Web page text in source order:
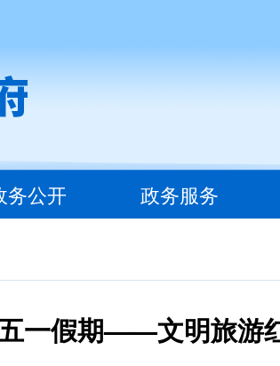
务公开 政务服务
一假期——文明旅游